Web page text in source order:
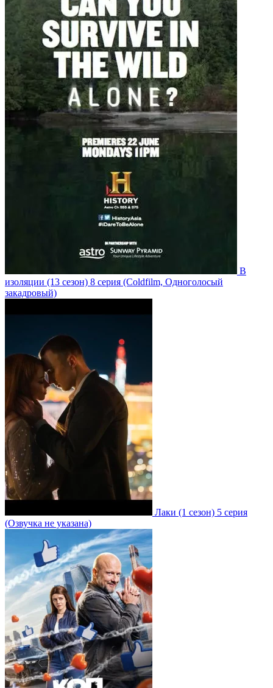
В
изоляции (13 сезон) 8 серия (Coldfilm, Одноголосый
закадровый)
Лаки (1 сезон) 5 серия
(Озвучка не указана)